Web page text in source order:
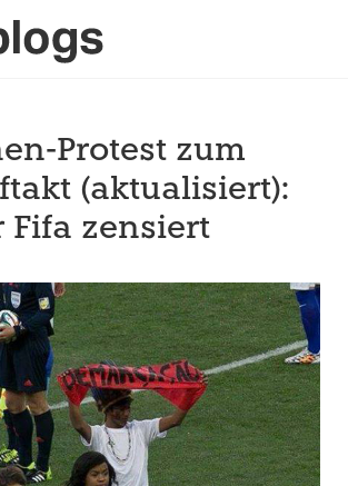
Protest zum
(aktualisiert):
Fifa zensiert